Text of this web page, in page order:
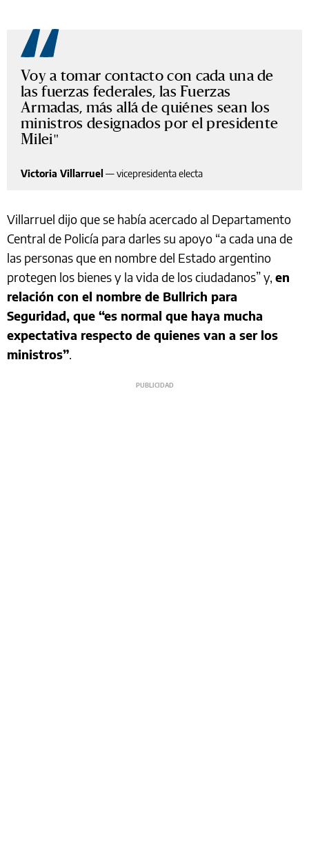
Voy a tomar contacto con cada una de
las fuerzas federales, las Fuerzas
Armadas, más allá de quiénes sean los
ministros designados por el presidente
Milei
Victoria Villarruel —vicepresidenta electa
Villarruel dijo que se había acercado al Departamento
Central de Policía para darles su apoyo “a cada una de
las personas que en nombre del Estado argentino
protegen los bienes y la vida de los ciudadanos” y, en
relación con el nombre de Bullrich para
Seguridad, que “es normal que haya mucha
expectativa respecto de quienes van a ser los
ministros”.